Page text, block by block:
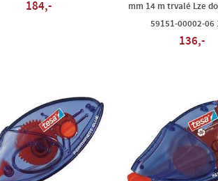
184,-
mm 14 m trvalé Lze
59151-00002-06
136,-